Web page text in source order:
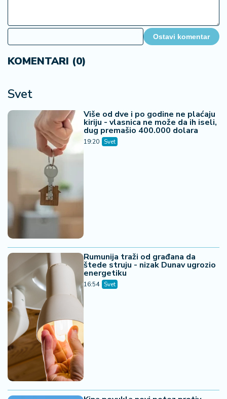
Ostavi komentar
KOMENTARI (0)
Svet
Više od dve i po godine ne plaćaju
kiriju - vlasnica ne može da ih iseli,
dug premašio 400.000 dolara
19:20 Svet
Rumunija traži od građana da
štede struju - nizak Dunav ugrozio
energetiku
16:54 Svet